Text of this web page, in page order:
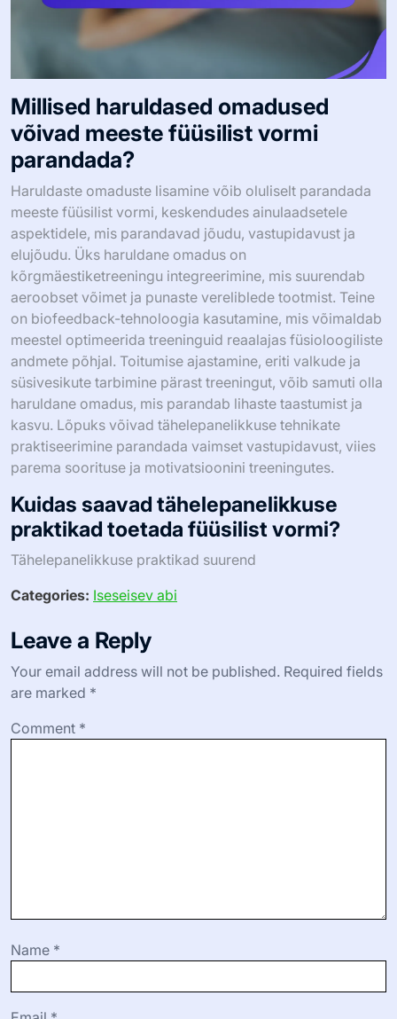
Millised haruldased omadused
võivad meeste füüsilist vormi
parandada?
Haruldaste omaduste lisamine võib oluliselt parandada
meeste füüsilist vormi, keskendudes ainulaadsetele
aspektidele, mis parandavad jõudu, vastupidavust ja
elujõudu. Üks haruldane omadus on
kõrgmäestiketreeningu integreerimine, mis suurendab
aeroobset võimet ja punaste vereliblede tootmist. Teine
on biofeedback-tehnoloogia kasutamine, mis võimaldab
meestel optimeerida treeninguid reaalajas füsioloogiliste
andmete põhjal. Toitumise ajastamine, eriti valkude ja
süsivesikute tarbimine pärast treeningut, võib samuti olla
haruldane omadus, mis parandab lihaste taastumist ja
kasvu. Lõpuks võivad tähelepanelikkuse tehnikate
praktiseerimine parandada vaimset vastupidavust, viies
parema soorituse ja motivatsioonini treeningutes.
Kuidas saavad tähelepanelikkuse
praktikad toetada füüsilist vormi?
Tähelepanelikkuse praktikad suurend
Categories: Iseseisev abi
Leave a Reply
Your email address will not be published. Required fields
are marked *
Comment *
Name *